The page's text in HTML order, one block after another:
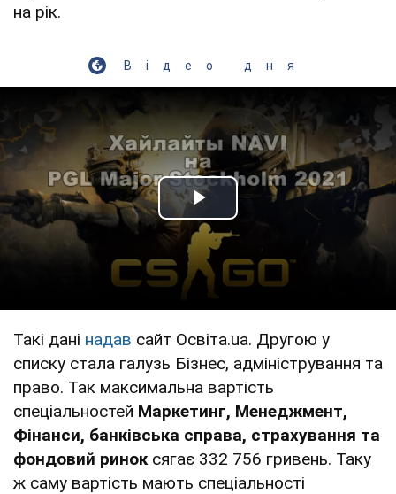
на рік.
Відео дня
Play Video
Такі дані надав сайт Освіта.uа. Другою у
списку стала галузь Бізнес, адміністрування та
право. Так максимальна вартість
спеціальностей Маркетинг, Менеджмент,
Фінанси, банківська справа, страхування та
фондовий ринок сягає 332 756 гривень. Таку
ж саму вартість мають спеціальності